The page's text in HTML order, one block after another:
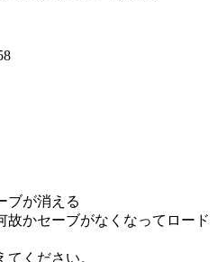
ブが消える
故かセーブがなくなってロード
ください。